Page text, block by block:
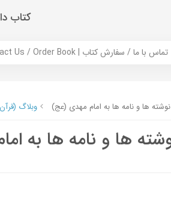
کتاب
Contact Us / Order Book | تماس با ما / سفارش کتاب
وبلاگ ها و نامه ها به امام مهدی (عج)
ها و نامه ها به